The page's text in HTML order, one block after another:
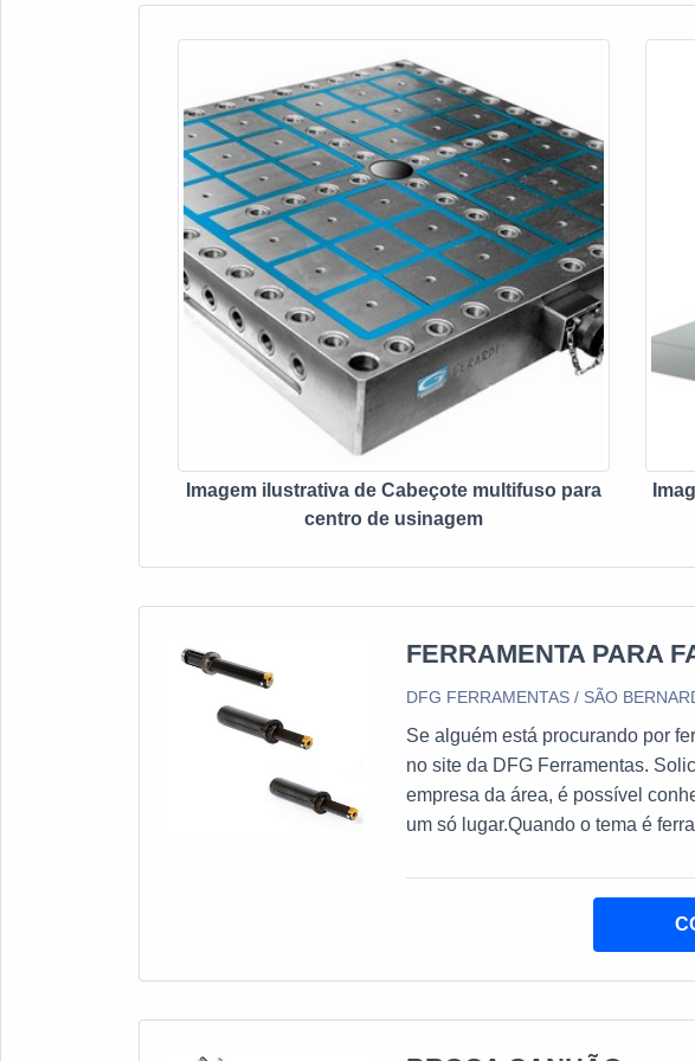
Imagem ilustrativa de Cabeçote multifuso para
centro de usinagem
FERRAMENTA PARA
DFG FERRAMENTAS / SÃO
Se alguém está procurando por
no site da DFG Ferramentas.
empresa da área, é possível
um só lugar.Quando o tema é
resultado dos
RASGO DE CHAVETAA DFG